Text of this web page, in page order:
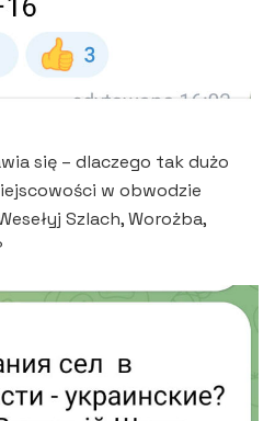
się – dlaczego tak dużo
w obwodzie
Szlach, Worożba,